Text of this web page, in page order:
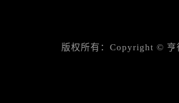
安徽省马鞍山市雨山区湖南西路售后服务
版权所有：Copyright © 亨